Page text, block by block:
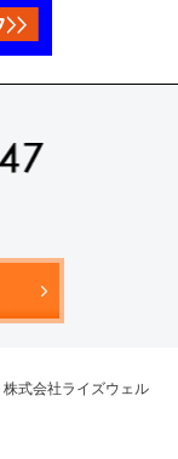
株式会社ライズウェル